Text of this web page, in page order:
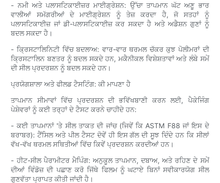
- ਨਮੀ ਅਤੇ ਪਲਾਸਟਿਕਾਈਜ਼ਰ ਮਾਈਗ੍ਰੇਸ਼ਨ: ਉੱਚਾ ਤਾਪਮਾਨ ਘੱਟ ਅਣੂ ਭਾਰ
ਵਾਲੀਆਂ ਸਮੱਗਰੀਆਂ ਦੇ ਮਾਈਗ੍ਰੇਸ਼ਨ ਨੂੰ ਤੇਜ਼ ਕਰਦਾ ਹੈ, ਜੋ ਸਤਹਾਂ ਨੂੰ
ਪਲਾਸਟਿਕਾਈਜ਼ ਜਾਂ ਡੀ-ਪਲਾਸਟਿਕਾਈਜ਼ ਕਰ ਸਕਦਾ ਹੈ ਅਤੇ ਅਡੈਸ਼ਨ ਗੁਣਾਂ ਨੂੰ
ਬਦਲ ਸਕਦਾ ਹੈ।
- ਕ੍ਰਿਸਟਾਲਿਨਿਟੀ ਵਿੱਚ ਬਦਲਾਅ: ਵਾਰ-ਵਾਰ ਥਰਮਲ ਚੱਕਰ ਕੁਝ ਪੋਲੀਮਰਾਂ ਦੀ
ਕ੍ਰਿਸਟਾਲਿਨ ਬਣਤਰ ਨੂੰ ਬਦਲ ਸਕਦੇ ਹਨ, ਮਕੈਨੀਕਲ ਵਿਸ਼ੇਸ਼ਤਾਵਾਂ ਅਤੇ ਲੰਬੇ ਸਮੇਂ
ਦੀ ਸੀਲ ਪ੍ਰਦਰਸ਼ਨ ਨੂੰ ਬਦਲ ਸਕਦੇ ਹਨ।
ਪ੍ਰਯੋਗਸ਼ਾਲਾ ਅਤੇ ਫੀਲਡ ਟੈਸਟਿੰਗ: ਕੀ ਮਾਪਣਾ ਹੈ
ਤਾਪਮਾਨ ਸੀਮਾਵਾਂ ਵਿੱਚ ਪ੍ਰਦਰਸ਼ਨ ਦੀ ਭਵਿੱਖਬਾਣੀ ਕਰਨ ਲਈ, ਪੈਕੇਜਿੰਗ
ਪੇਸ਼ੇਵਰਾਂ ਨੂੰ ਕਈ ਤਰ੍ਹਾਂ ਦੇ ਟੈਸਟ ਕਰਨੇ ਚਾਹੀਦੇ ਹਨ:
- ਕਈ ਤਾਪਮਾਨਾਂ 'ਤੇ ਸੀਲ ਤਾਕਤ ਦੀ ਜਾਂਚ (ਜਿਵੇਂ ਕਿ ASTM F88 ਜਾਂ ਇਸ ਦੇ
ਬਰਾਬਰ): ਟੈਂਸਿਲ ਅਤੇ ਪੀਲ ਟੈਸਟ ਦੋਵੇਂ ਹੀ ਇਸ ਗੱਲ ਦੀ ਸੂਝ ਦਿੰਦੇ ਹਨ ਕਿ ਸੀਲਾਂ
ਵੱਖ-ਵੱਖ ਥਰਮਲ ਸਥਿਤੀਆਂ ਵਿੱਚ ਕਿਵੇਂ ਪ੍ਰਦਰਸ਼ਨ ਕਰਦੀਆਂ ਹਨ।
- ਹੀਟ-ਸੀਲ ਪੈਰਾਮੀਟਰ ਮੈਪਿੰਗ: ਅਨੁਕੂਲ ਤਾਪਮਾਨ, ਦਬਾਅ, ਅਤੇ ਰਹਿਣ ਦੇ ਸਮੇਂ
ਦੀਆਂ ਵਿੰਡੋਜ਼ ਦੀ ਪਛਾਣ ਕਰੋ ਜਿੱਥੇ ਫਿਲਮ ਨੂੰ ਘਟਾਏ ਬਿਨਾਂ ਸਵੀਕਾਰਯੋਗ ਸੀਲ
ਗੁਣਵੱਤਾ ਪ੍ਰਾਪਤ ਕੀਤੀ ਜਾਂਦੀ ਹੈ।